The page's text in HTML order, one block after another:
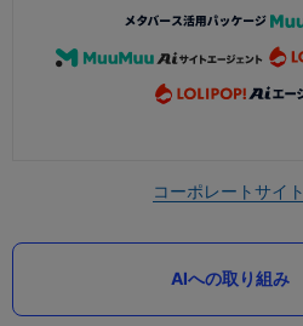
コーポレートサイト
AIへの取り組み